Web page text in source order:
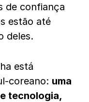
de confiança
estão até
deles.
está
coreano: uma
tecnologia,